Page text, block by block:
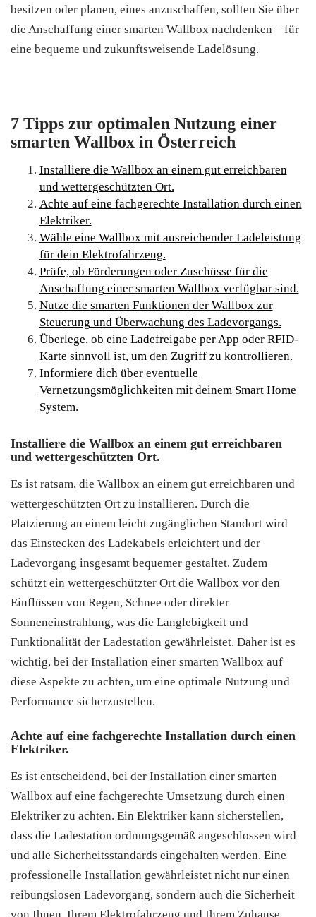
besitzen oder planen, eines anzuschaffen, sollten Sie über
die Anschaffung einer smarten Wallbox nachdenken – für
eine bequeme und zukunftsweisende Ladelösung.
7 Tipps zur optimalen Nutzung einer
smarten Wallbox in Österreich
Installiere die Wallbox an einem gut erreichbaren
und wettergeschützten Ort.
Achte auf eine fachgerechte Installation durch einen
Elektriker.
Wähle eine Wallbox mit ausreichender Ladeleistung
für dein Elektrofahrzeug.
Prüfe, ob Förderungen oder Zuschüsse für die
Anschaffung einer smarten Wallbox verfügbar sind.
Nutze die smarten Funktionen der Wallbox zur
Steuerung und Überwachung des Ladevorgangs.
Überlege, ob eine Ladefreigabe per App oder RFID-
Karte sinnvoll ist, um den Zugriff zu kontrollieren.
Informiere dich über eventuelle
Vernetzungsmöglichkeiten mit deinem Smart Home
System.
Installiere die Wallbox an einem gut erreichbaren
und wettergeschützten Ort.
Es ist ratsam, die Wallbox an einem gut erreichbaren und
wettergeschützten Ort zu installieren. Durch die
Platzierung an einem leicht zugänglichen Standort wird
das Einstecken des Ladekabels erleichtert und der
Ladevorgang insgesamt bequemer gestaltet. Zudem
schützt ein wettergeschützter Ort die Wallbox vor den
Einflüssen von Regen, Schnee oder direkter
Sonneneinstrahlung, was die Langlebigkeit und
Funktionalität der Ladestation gewährleistet. Daher ist es
wichtig, bei der Installation einer smarten Wallbox auf
diese Aspekte zu achten, um eine optimale Nutzung und
Performance sicherzustellen.
Achte auf eine fachgerechte Installation durch einen
Elektriker.
Es ist entscheidend, bei der Installation einer smarten
Wallbox auf eine fachgerechte Umsetzung durch einen
Elektriker zu achten. Ein Elektriker kann sicherstellen,
dass die Ladestation ordnungsgemäß angeschlossen wird
und alle Sicherheitsstandards eingehalten werden. Eine
professionelle Installation gewährleistet nicht nur einen
reibungslosen Ladevorgang, sondern auch die Sicherheit